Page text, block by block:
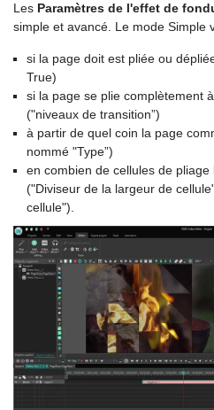
Les Paramètres de l'effet de
simple et avancé. Le mode Simple
si la page doit est pliée ou
True)
si la page se plie complètement
("niveaux de transition”)
à partir de quel coin la page
nommé "Type”)
en combien de cellules de
("Diviseur de la largeur de
cellule").